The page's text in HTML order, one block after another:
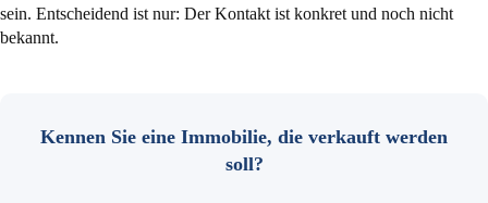
sein. Entscheidend ist nur: Der Kontakt ist konkret und noch nicht
bekannt.
Kennen Sie eine Immobilie, die verkauft werden
soll?